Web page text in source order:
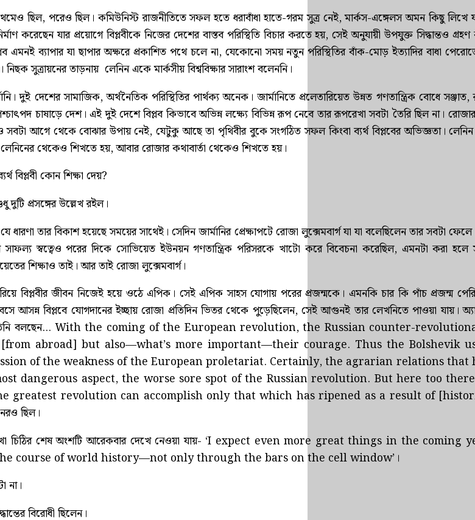
ছিল, পরেও ছিল। কমিউনিস্ট রাজনীতিতে সফল হতে ধরাবাঁধা হাতে-গরম সুত্র নেই, মার্কস-এঙ্গেলস অমন কিছু লিখে
করেছেন যার প্রয়োগে বিপ্লবীকে নিজের দেশের বাস্তব পরিস্থিতি বিচার করতে হয়, সেই অনুযায়ী উপযুক্ত সিদ্ধান্তও
এমনই ব্যাপার যা ছাপার অক্ষরে প্রকাশিত পথে চলে না, যেকোনো সময় নতুন পরিস্থিতির বাঁক-মোড় ইত্যাদির বাধা
নিছক সুত্রায়নের তাড়নায় লেনিন একে মার্কসীয় বিশ্ববিক্ষার সারাংশ বলেননি।
দুই দেশের সামাজিক, অর্থনৈতিক পরিস্থিতির পার্থক্য অনেক। জার্মানিতে প্রলেতারিয়েত উন্নত গণতান্ত্রিক বোধে সঞ্জাত,
চাষাড়ে দেশ। এই দুই দেশে বিপ্লব কিভাবে অভিন্ন লক্ষ্যে বিভিন্ন রূপ নেবে তার রূপরেখা সবটা তৈরি ছিল না।
সবটা আগে থেকে বোঝার উপায় নেই, যেটুকু আছে তা পৃথিবীর বুকে সংগঠিত সফল কিংবা ব্যর্থ বিপ্লবের অভিজ্ঞতা।
থেকেও শিখতে হয়, আবার রোজার কথাবার্তা থেকেও শিখতে হয়।
বিপ্লবী কোন শিক্ষা দেয়?
প্রসঙ্গের উল্লেখ রইল।
ধারণা তার বিকাশ হয়েছে সময়ের সাথেই। সেদিন জার্মানির প্রেক্ষাপটে রোজা লুক্সেমবার্গ যা যা বলেছিলেন তার সবটা ফেলে
স্বত্বেও পরের দিকে সোভিয়েত ইউনয়ন গণতান্ত্রিক পরিসরকে খাটো করে বিবেচনা করেছিল, এমনটা করা হলে
শিক্ষাও তাই। আর তাই রোজা লুক্সেমবার্গ।
বিপ্লবীর জীবন নিজেই হয়ে ওঠে এপিক। সেই এপিক সাহস যোগায় পরের প্রজন্মকে। এমনকি চার কি পাঁচ প্রজন্ম
আসন্ন বিপ্লবে যোগদানের ইচ্ছায় রোজা প্রতিদিন ভিতর থেকে পুড়েছিলেন, সেই আগুনই তার লেখনিতে পাওয়া যায়।
তিনি বলছেন... With the coming of the European revolution, the Russian counter-
abroad] but also—what’s more important—their courage. Thus the Bolshevik
of the weakness of the European proletariat. Certainly, the agrarian relations that
dangerous aspect, the worse sore spot of the Russian revolution. But here too
greatest revolution can accomplish only that which has ripened as a result of
ছিল।
চিঠির শেষ অংশটি আরেকবার দেখে নেওয়া যায়- ‘I expect even more great things in the coming
course of world history—not only through the bars on the cell window’।
না।
বিরোধী ছিলেন।